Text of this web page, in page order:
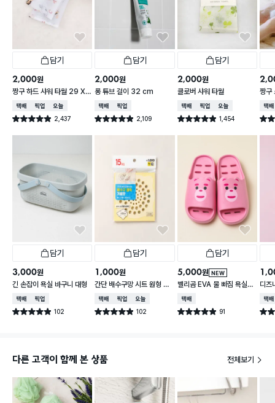
담기
2,000원
짱구 하드 샤워 타월 29 X
95 cm
택배배송매장픽업오늘배송
별점 4.9점 2,437
건 작성
담기
2,000원
롱 튜브 걸이 32 cm
택배배송매장픽업
별점 4.9점 2,109
건 작성
담기
2,000원
클로버 샤워 타월
택배배송매장픽업오늘배송
별점 4.9점 1,454
건 작성
짱구
X
택배
별점
담기
3,000원
긴 손잡이 욕실 바구니 대형
택배배송매장픽업
별점 4.9점 102
건 작성
담기
1,000원
간단 배수구망 시트 원형 중
형 15매입
택배배송매장픽업오늘배송
별점 4.9점 102
건 작성
담기
NEW
5,000원
벨리곰 EVA 물 빠짐 욕실화
260~280 mm
택배배송
별점 4.9점 91
건 작성
디즈
컵
택배
별점
다른 고객이 함께 본 상품 전체보기